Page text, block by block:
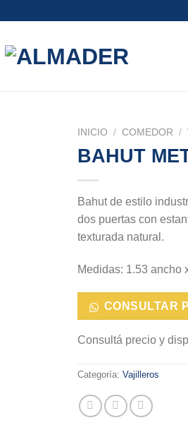
INICIO / COMEDOR /
BAHUT
Bahut de estilo
dos puertas con
texturada natural.
Medidas: 1.53 ancho
CONSULTAR
Consultá precio y
Categoría: Vajilleros